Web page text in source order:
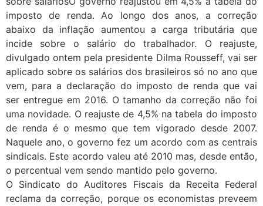
imposto de renda. Ao longo dos anos, a correção
abaixo da inflação aumentou a carga tributária que
incide sobre o salário do trabalhador. O reajuste,
divulgado ontem pela presidente Dilma Rousseff, vai ser
aplicado sobre os salários dos brasileiros só no ano que
vem, para a declaração do imposto de renda que vai
ser entregue em 2016. O tamanho da correção não foi
uma novidade. O reajuste de 4,5% na tabela do imposto
de renda é o mesmo que tem vigorado desde 2007.
Naquele ano, o governo fez um acordo com as centrais
sindicais. Este acordo valeu até 2010 mas, desde então,
o percentual vem sendo mantido pelo governo.
O Sindicato do Auditores Fiscais da Receita Federal
reclama da correção, porque os economistas preveem